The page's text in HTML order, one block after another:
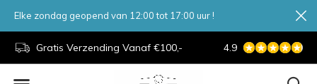
Gratis Verzending Vanaf €100,- 7 Dagen Per
4.9
Elke zondag geopend van 12:00 tot 17:00 uur !